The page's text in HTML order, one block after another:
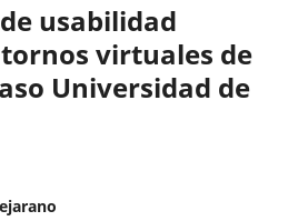
usabilidad
virtuales de
Universidad de